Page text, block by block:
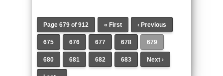
Page 679 of 912 « First ‹ Previous
675 676 677 678 679
680 681 682 683 Next ›